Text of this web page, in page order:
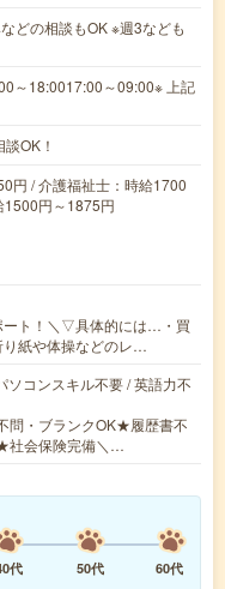
どの相談もOK ※週3なども
～18:0017:00～09:00※ 上記
OK！
円 / 介護福祉士：時給1700
1500円～1875円
ート！＼▽具体的には…・買
り紙や体操などのレ…
ソコンスキル不要 / 英語力不
問・ブランクOK★履歴書不
社会保険完備＼…
代 50代
60代